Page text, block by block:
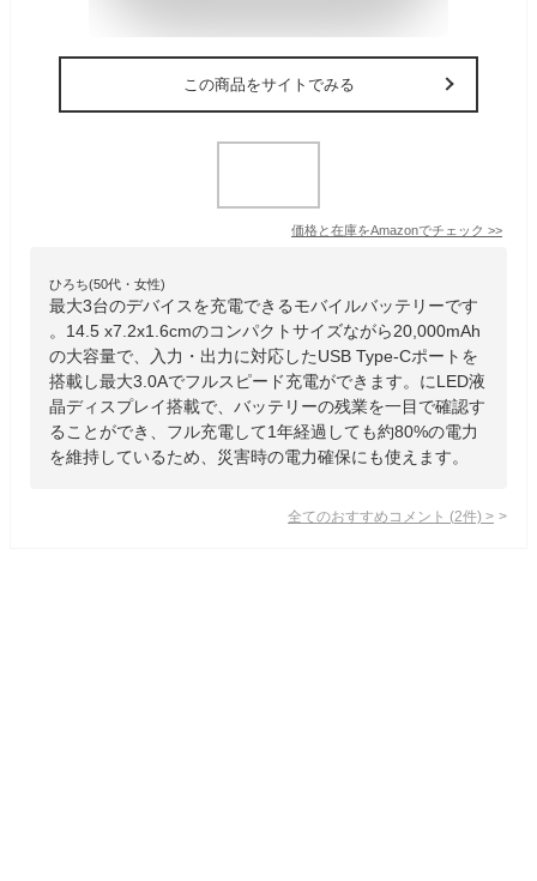
この商品をサイトでみる
価格と在庫をAmazonでチェック >>
ひろち(50代・女性)
最大3台のデバイスを充電できるモバイルバッテリーです
。14.5 x7.2x1.6cmのコンパクトサイズながら20,000mAh
の大容量で、入力・出力に対応したUSB Type-Cポートを
搭載し最大3.0Aでフルスピード充電ができます。にLED液
晶ディスプレイ搭載で、バッテリーの残業を一目で確認す
ることができ、フル充電して1年経過しても約80%の電力
を維持しているため、災害時の電力確保にも使えます。
全てのおすすめコメント (2件) >